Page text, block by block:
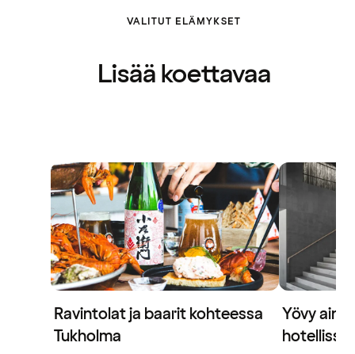
VALITUT ELÄMYKSET
Lisää koettavaa
Ravintolat ja baarit kohteessa
Tukholma
Yövy
hotellissa